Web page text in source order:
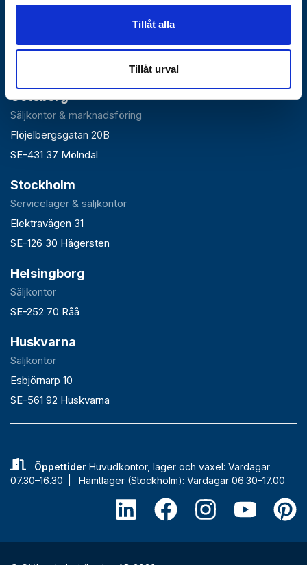
Tillåt alla
Tillåt urval
Falun
Huvudlager, kontor & växel
Roxnäsvägen 14
Göteborg
Säljkontor & marknadsföring
Flöjelbergsgatan 20B
SE-431 37 Mölndal
Stockholm
Servicelager & säljkontor
Elektravägen 31
SE-126 30 Hägersten
Helsingborg
Säljkontor
SE-252 70 Råå
Huskvarna
Säljkontor
Esbjörnarp 10
SE-561 92 Huskvarna
ÖppettiderHuvudkontor, lager och växel: Vardagar
07.30–16.30 | Hämtlager (Stockholm): Vardagar 06.30–17.00